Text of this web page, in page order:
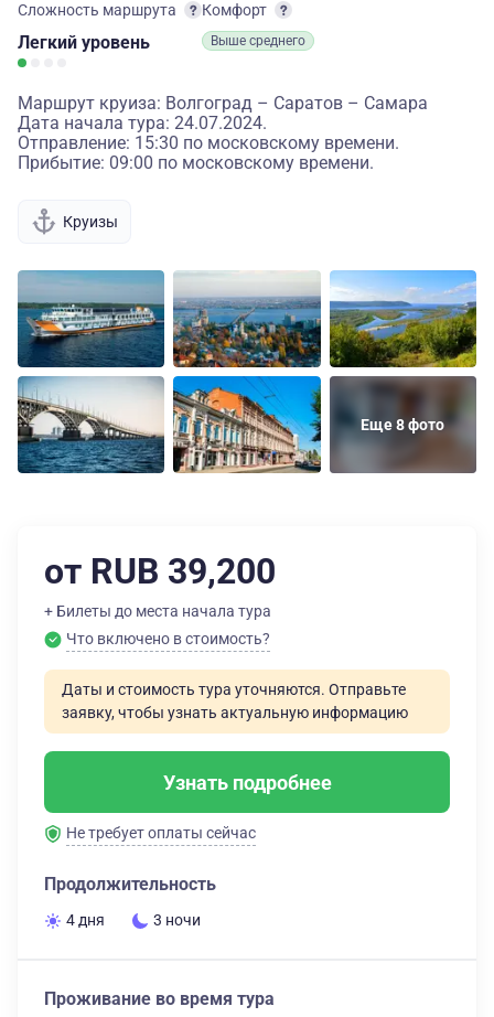
Сложность маршрута
Легкий уровень
Комфорт
Выше среднего
Маршрут круиза: Волгоград – Саратов – Самара
Дата начала тура: 24.07.2024.
Отправление: 15:30 по московскому времени.
Прибытие: 09:00 по московскому времени.
Круизы
Еще 8 фото
от RUB 39,200
+ Билеты до места начала тура
Что включено в стоимость?
Даты и стоимость тура уточняются. Отправьте
заявку, чтобы узнать актуальную информацию
Узнать подробнее
Не требует оплаты сейчас
Продолжительность
4 дня 3 ночи
Проживание во время тура